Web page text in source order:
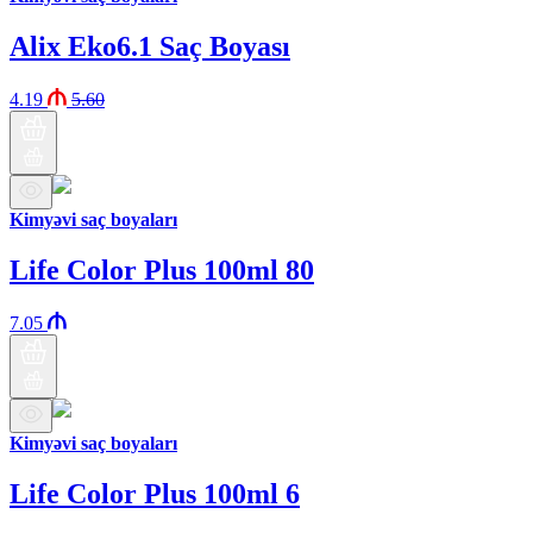
Alix Eko6.1 Saç Boyası
4.19 5.60
Kimyəvi saç boyaları
Life Color Plus 100ml 80
7.05
Kimyəvi saç boyaları
Life Color Plus 100ml 6